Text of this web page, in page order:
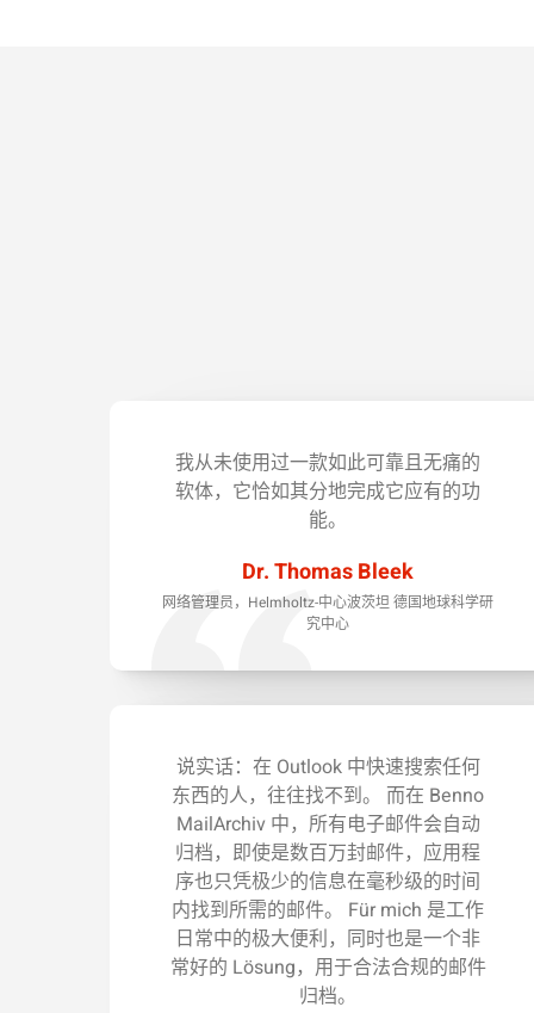
我从未使用过一款如此可靠且无痛的
软体，它恰如其分地完成它应有的功
能。
Dr. Thomas Bleek
网络管理员，Helmholtz-中心波茨坦 德国地球科学研
究中心
说实话：在 Outlook 中快速搜索任何
东西的人，往往找不到。 而在 Benno
MailArchiv 中，所有电子邮件会自动
归档，即使是数百万封邮件，应用程
序也只凭极少的信息在毫秒级的时间
内找到所需的邮件。 Für mich 是工作
日常中的极大便利，同时也是一个非
常好的 Lösung，用于合法合规的邮件
归档。